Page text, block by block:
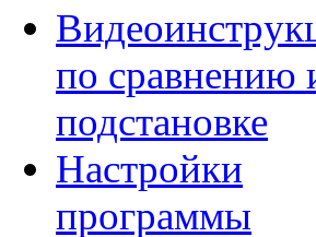
по сравнению
подстановке
Настройки
программы